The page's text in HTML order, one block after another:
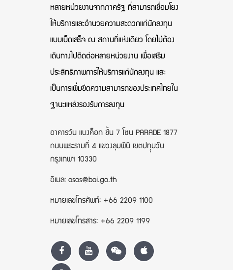
หลายหน่วยงานจากภาครัฐ ที่สามารถเชื่อมโยง
ให้บริการและอำนวยความสะดวกแก่นักลงทุน
แบบเบ็ดเสร็จ ณ สถานที่แห่งเดียว โดยไม่ต้อง
เดินทางไปติดต่อหลายหน่วยงาน เพื่อเสริม
ประสิทธิภาพการให้บริการแก่นักลงทุน และ
เป็นการเพิ่มขีดความสามารถของประเทศไทยใน
ฐานะแหล่งรองรับการลงทุน
อาคารวัน แบงค็อก ชั้น 7 โซน PARADE 1877
ถนนพระรามที่ 4 แขวงลุมพินี เขตปทุุมวัน
กรุงเทพฯ 10330
อีเมล: osos@boi.go.th
หมายเลขโทรศัพท์: +66 2209 1100
หมายเลขโทรสาร: +66 2209 1199